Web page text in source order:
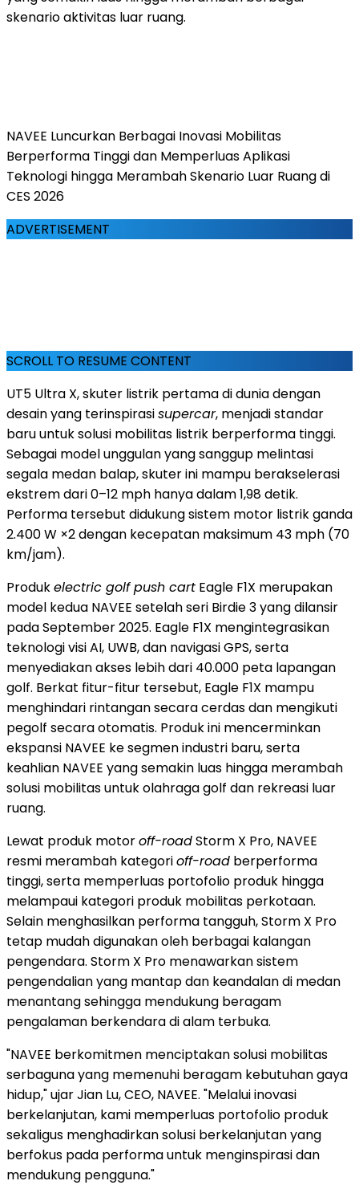
skenario aktivitas luar ruang.
NAVEE Luncurkan Berbagai Inovasi Mobilitas
Berperforma Tinggi dan Memperluas Aplikasi
Teknologi hingga Merambah Skenario Luar Ruang di
CES 2026
ADVERTISEMENT
SCROLL TO RESUME CONTENT
UT5 Ultra X, skuter listrik pertama di dunia dengan
desain yang terinspirasisupercar, menjadi standar
baru untuk solusi mobilitas listrik berperforma tinggi.
Sebagai model unggulan yang sanggup melintasi
segala medan balap, skuter ini mampu berakselerasi
ekstrem dari 0–12 mph hanya dalam 1,98 detik.
Performa tersebut didukung sistem motor listrik ganda
2.400 W ×2 dengan kecepatan maksimum 43 mph (70
km/jam).
Produkelectric golf push cart Eagle F1X merupakan
model kedua NAVEE setelah seri Birdie 3 yang dilansir
padaSeptember 2025. Eagle F1X mengintegrasikan
teknologi visi AI, UWB, dan navigasi GPS, serta
menyediakan akses lebih dari 40.000 peta lapangan
golf. Berkat fitur-fitur tersebut, Eagle F1X mampu
menghindari rintangan secara cerdas dan mengikuti
pegolf secara otomatis. Produk ini mencerminkan
ekspansi NAVEE ke segmen industri baru, serta
keahlian NAVEE yang semakin luas hingga merambah
solusi mobilitas untuk olahraga golf dan rekreasi luar
ruang.
Lewat produk motoroff-roadStorm X Pro, NAVEE
resmi merambah kategorioff-road berperforma
tinggi, serta memperluas portofolio produk hingga
melampaui kategori produk mobilitas perkotaan.
Selain menghasilkan performa tangguh, Storm X Pro
tetap mudah digunakan oleh berbagai kalangan
pengendara. Storm X Pro menawarkan sistem
pengendalian yang mantap dan keandalan di medan
menantang sehingga mendukung beragam
pengalaman berkendara di alam terbuka.
"NAVEE berkomitmen menciptakan solusi mobilitas
serbaguna yang memenuhi beragam kebutuhan gaya
hidup," ujarJian Lu, CEO, NAVEE. "Melalui inovasi
berkelanjutan, kami memperluas portofolio produk
sekaligus menghadirkan solusi berkelanjutan yang
berfokus pada performa untuk menginspirasi dan
mendukung pengguna."